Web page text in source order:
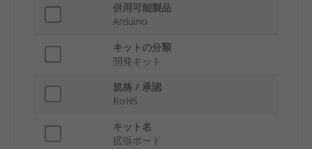
併用可能製品
Arduino
キットの分類
開発キット
規格 / 承認
RoHS
キット名
拡張ボード